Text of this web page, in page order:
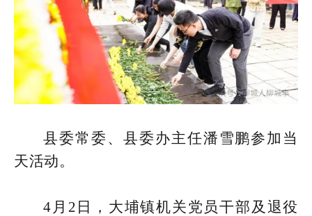
县委常委、县委办主任潘雪鹏参加当
天活动。
4月2日，大埔镇机关党员干部及退役